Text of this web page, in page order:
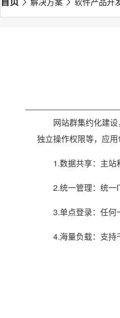
网站群集约化建
独立操作权限等，应用
1.数据共享：主
2.统一管理：统一
3.单点登录：任何
4.海量负载：支持